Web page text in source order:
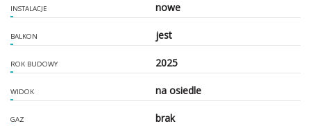
INSTALACJE nowe
BALKON jest
ROK BUDOWY 2025
WIDOK na osiedle
GAZ brak